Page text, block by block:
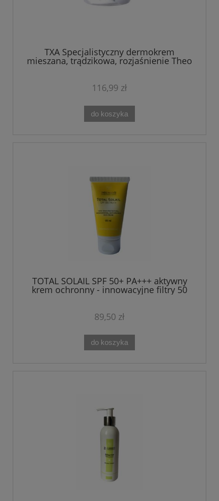
TXA Specjalistyczny dermokrem
mieszana, trądzikowa, rozjaśnienie Theo
Marvee 50ML
116,99 zł
do koszyka
TOTAL SOLAIL SPF 50+ PA+++ aktywny
krem ochronny - innowacyjne filtry 50
89,50 zł
do koszyka